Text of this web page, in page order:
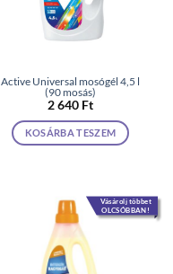
Active Universal mosógél 4,5 l
(90 mosás)
2 640 Ft
KOSÁRBA TESZEM
Vásárolj többet
OLCSÓBBAN!